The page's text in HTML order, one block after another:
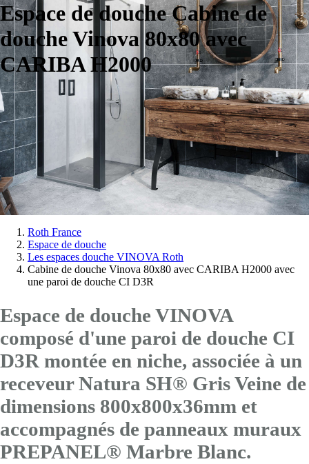
Espace de douche Cabine de
douche Vinova 80x80 avec
CARIBA H2000
Vous
êtes
Roth France
Espace de douche
Les espaces douche VINOVA Roth
Cabine de douche Vinova 80x80 avec CARIBA H2000 avec
une paroi de douche CI D3R
Espace de douche VINOVA
composé d'une paroi de douche CI
D3R montée en niche, associée à un
receveur Natura SH® Gris Veine de
dimensions 800x800x36mm et
accompagnés de panneaux muraux
PREPANEL® Marbre Blanc.